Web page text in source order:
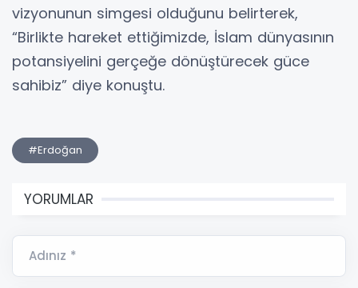
vizyonunun simgesi olduğunu belirterek,
“Birlikte hareket ettiğimizde, İslam dünyasının
potansiyelini gerçeğe dönüştürecek güce
sahibiz” diye konuştu.
#Erdoğan
YORUMLAR
Adınız *